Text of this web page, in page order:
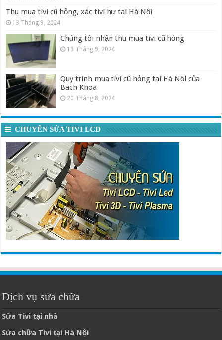
Thu mua tivi cũ hỏng, xác tivi hư tại Hà Nội
13 Tháng 9, 2024
Chúng tôi nhận thu mua tivi cũ hỏng
13 Tháng 9, 2024
Quy trình mua tivi cũ hỏng tại Hà Nội của
Bách Khoa
20 Tháng 8, 2024
CHUYÊN SỬA TIVI LCD
Dịch vụ sửa chữa
Sửa Tivi tại nhà
Sửa chữa Tivi tại Hà Nội